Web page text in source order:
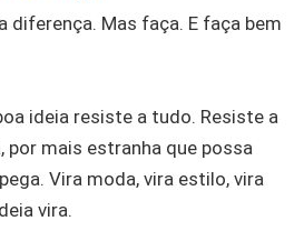
diferença. Mas faça. E faça bem
ideia resiste a tudo. Resiste a
por mais estranha que possa
Vira moda, vira estilo, vira
vira.